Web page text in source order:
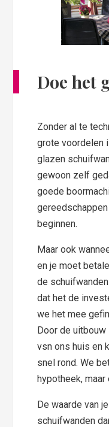
Doe het
Zonder al te
grote voordelen
glazen
gewoon zelf
goede
beginnen.
Maar ook
en je moet
de
dat het de
we het mee
Door de
vsn ons huis en
snel rond. We
hypotheek,
De waarde van
schuifwanden